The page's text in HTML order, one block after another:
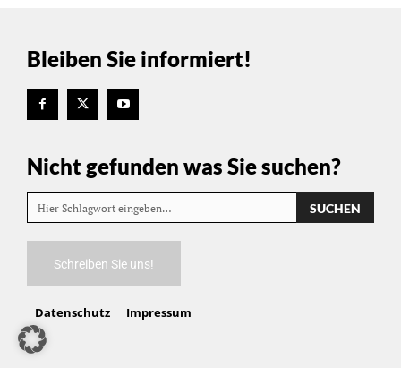
Bleiben Sie informiert!
Nicht gefunden was Sie suchen?
Hier Schlagwort eingeben… SUCHEN
Schreiben Sie uns!
Datenschutz Impressum